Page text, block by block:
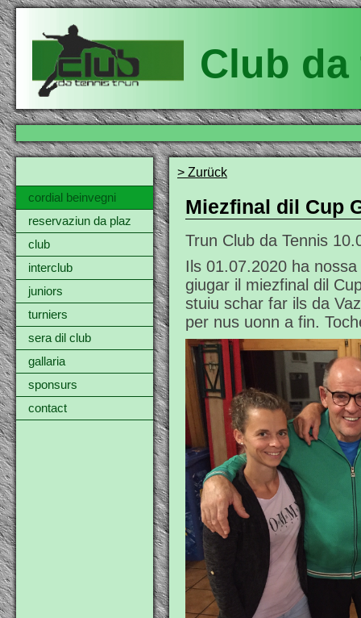
Club
cordial beinvegni
reservaziun da plaz
club
interclub
juniors
turniers
sera dil club
gallaria
sponsurs
contact
> Zurück
Miezfinal dil Cup
Trun Club da Tennis
Ils 01.07.2020 ha
giugar il miezfinal dil
stuiu schar far ils da
per nus uonn a fin.